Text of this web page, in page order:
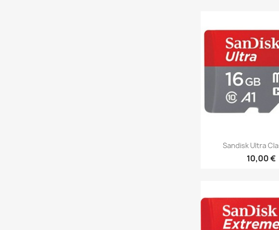
Aperçu
Sandisk Ultra
10,00 €